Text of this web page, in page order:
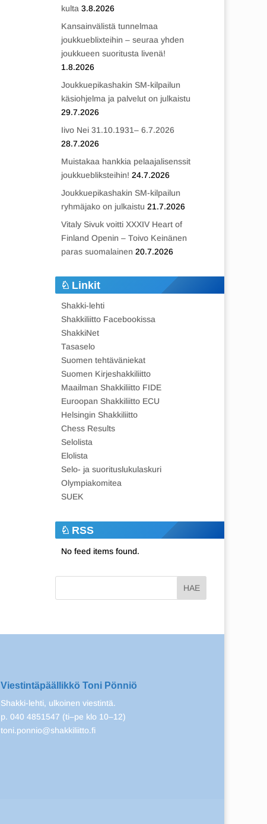
kulta 3.8.2026
Kansainvälistä tunnelmaa
joukkueblixteihin – seuraa yhden
joukkueen suoritusta livenä!
1.8.2026
Joukkuepikashakin SM-kilpailun
käsiohjelma ja palvelut on julkaistu
29.7.2026
Iivo Nei 31.10.1931– 6.7.2026
28.7.2026
Muistakaa hankkia pelaajalisenssit
joukkuebliksteihin! 24.7.2026
Joukkuepikashakin SM-kilpailun
ryhmäjako on julkaistu 21.7.2026
Vitaly Sivuk voitti XXXIV Heart of
Finland Openin – Toivo Keinänen
paras suomalainen 20.7.2026
Linkit
Shakki-lehti
Shakkiliitto Facebookissa
ShakkiNet
Tasaselo
Suomen tehtäväniekat
Suomen Kirjeshakkiliitto
Maailman Shakkiliitto FIDE
Euroopan Shakkiliitto ECU
Helsingin Shakkiliitto
Chess Results
Selolista
Elolista
Selo- ja suorituslukulaskuri
Olympiakomitea
SUEK
RSS
No feed items found.
Viestintäpäällikkö Toni Pönniö
Shakki-lehti, ulkoinen viestintä.
p. 040 4851547 (ti–pe klo 10–12)
toni.ponnio@shakkiliitto.fi